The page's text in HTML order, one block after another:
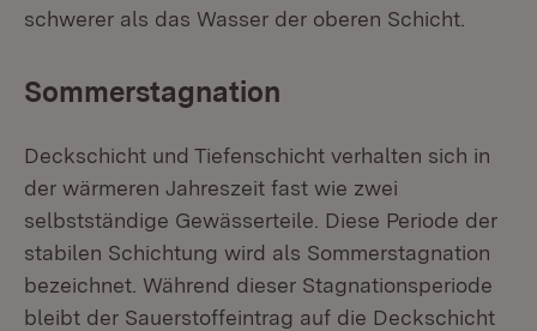
schwerer als das Wasser der oberen Schicht.
Sommerstagnation
Deckschicht und Tiefenschicht verhalten sich in
der wärmeren Jahreszeit fast wie zwei
selbstständige Gewässerteile. Diese Periode der
stabilen Schichtung wird als Sommerstagnation
bezeichnet. Während dieser Stagnationsperiode
bleibt der Sauerstoffeintrag auf die Deckschicht